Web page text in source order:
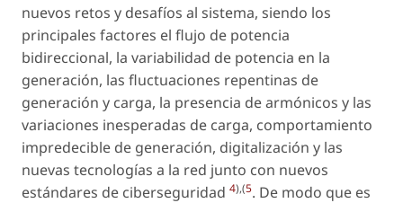
nuevos retos y desafíos al sistema, siendo los
principales factores el flujo de potencia
bidireccional, la variabilidad de potencia en la
generación, las fluctuaciones repentinas de
generación y carga, la presencia de armónicos y las
variaciones inesperadas de carga, comportamiento
impredecible de generación, digitalización y las
nuevas tecnologías a la red junto con nuevos
estándares de ciberseguridad 4),(5. De modo que es